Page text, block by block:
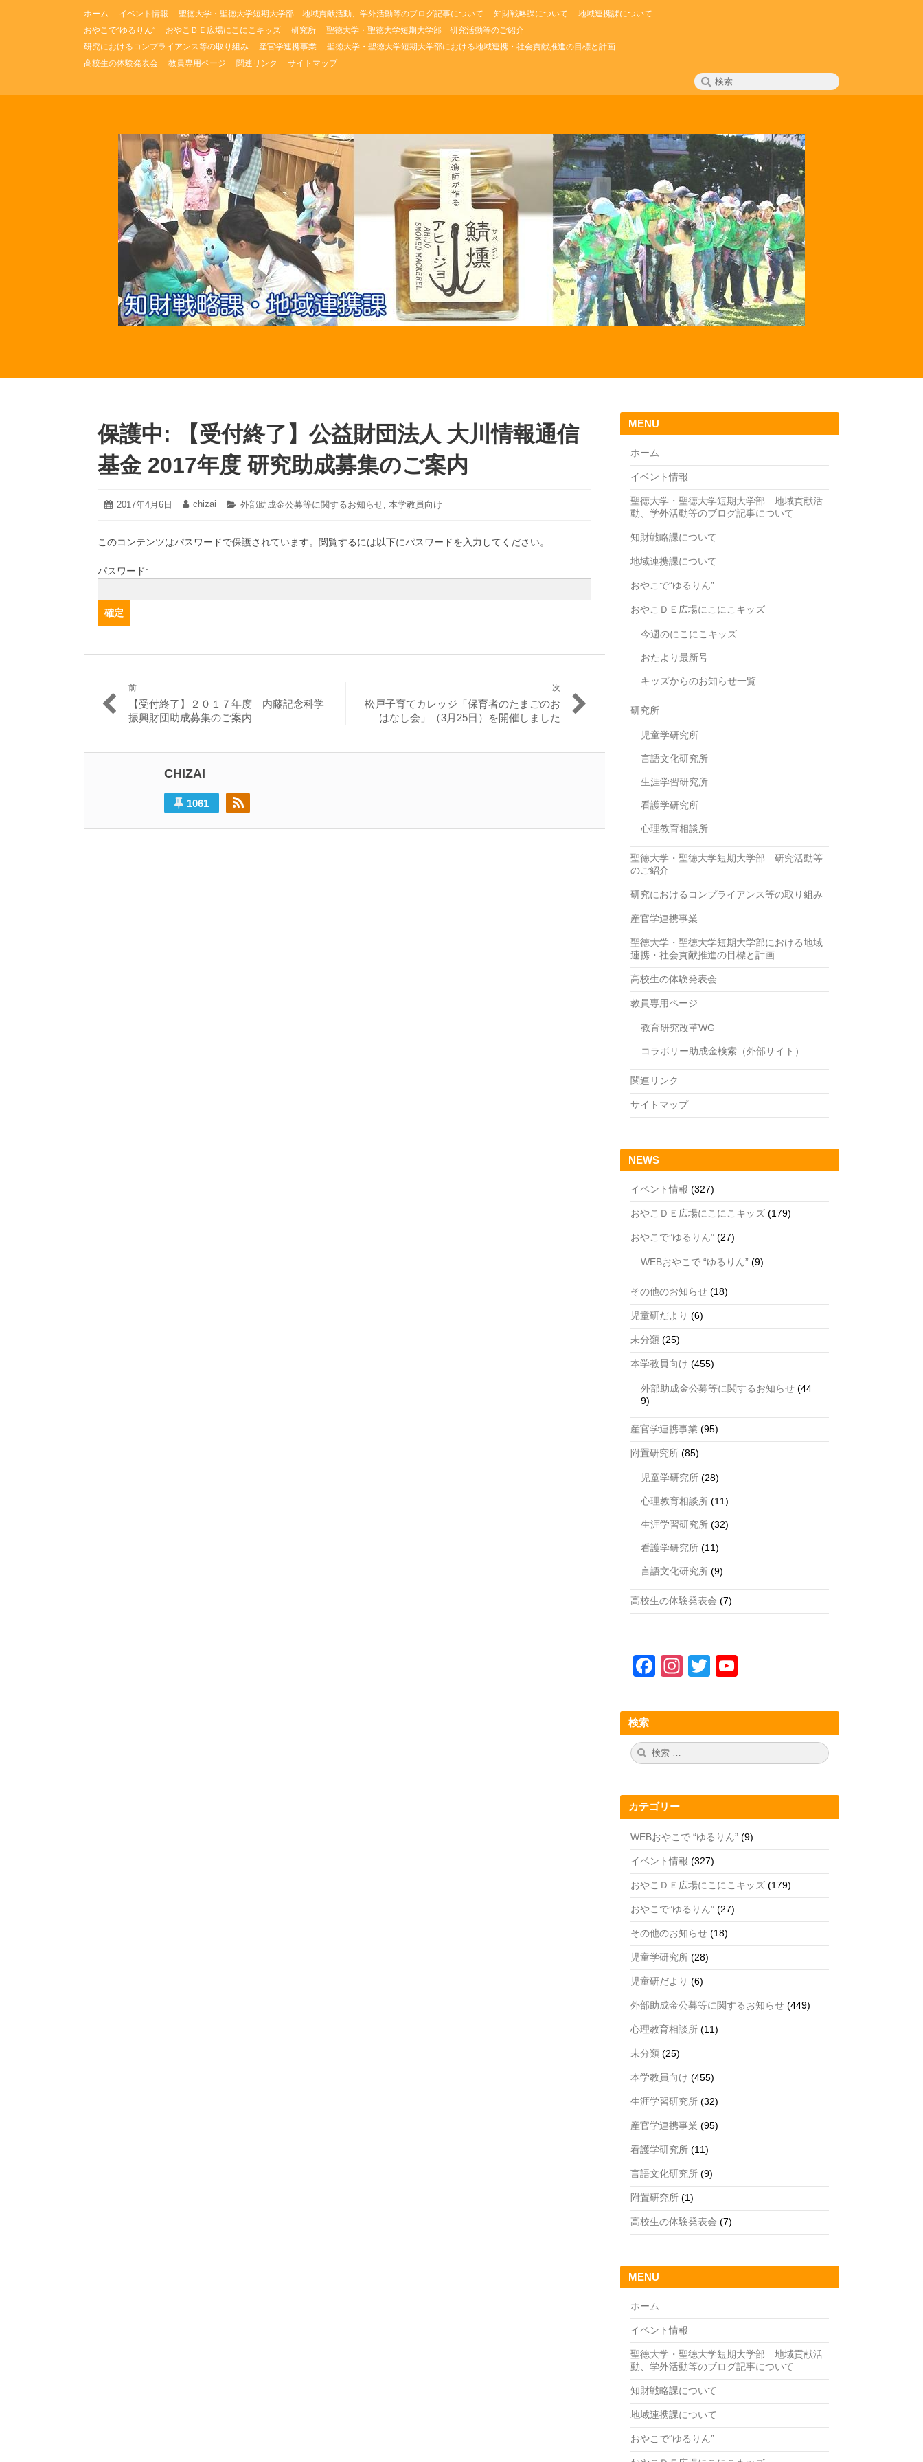
ス
ホーム イベント情報 聖徳大学・聖徳大学短期大学部 地域貢献活動、学外活動等のブログ記事について 知財戦略課について
地域連携課について
おやこで“ゆるりん”
おやこＤＥ広場にこにこキッズ 研究所
聖徳大学・聖徳大学短期大学部 研究活動等のご紹介
研究におけるコンプライアンス等の取り組み
産官学連携事業
聖徳大学・聖徳大学短期大学部における地域連携・社会貢献推進の目標と計画
高校生の体験発表会
教員専用ページ 関連リンク サイトマップ
検
索:
保護中: 【受付終了】公益財団法人 大川情報通信
基金 2017年度 研究助成募集のご案内
投
2017年4月6日
2021
月
19
投
chizai
カ
リ
外部助成金公募等に関するお知らせ, 本学教員向け
このコンテンツはパスワードで保護されています。閲覧するには以下にパスワードを入力してください。
パスワード:
投
稿
ビ
前
過
去
稿:
【受付終了】２０１７年度 内藤記念科学
振興財団助成募集のご案内
次
次松戸子育てカレッジ「保育者のたまごのお
はなし会」（3月25日）を開催しました
CHIZAI
1061
MENU
ホーム
イベント情報
聖徳大学・聖徳大学短期大学部 地域貢献活
動、学外活動等のブログ記事について
知財戦略課について
地域連携課について
おやこで“ゆるりん”
おやこＤＥ広場にこにこキッズ
今週のにこにこキッズ
おたより最新号
キッズからのお知らせ一覧
研究所
児童学研究所
言語文化研究所
生涯学習研究所
看護学研究所
心理教育相談所
聖徳大学・聖徳大学短期大学部 研究活動等
のご紹介
研究におけるコンプライアンス等の取り組み
産官学連携事業
聖徳大学・聖徳大学短期大学部における地域
連携・社会貢献推進の目標と計画
高校生の体験発表会
教員専用ページ
教育研究改革WG
コラボリー助成金検索（外部サイト）
関連リンク
サイトマップ
NEWS
イベント情報 (327)
おやこＤＥ広場にこにこキッズ (179)
おやこで”ゆるりん” (27)
WEBおやこで “ゆるりん” (9)
その他のお知らせ (18)
児童研だより (6)
未分類 (25)
本学教員向け (455)
外部助成金公募等に関するお知らせ (44
9)
産官学連携事業 (95)
附置研究所 (85)
児童学研究所 (28)
心理教育相談所 (11)
生涯学習研究所 (32)
看護学研究所 (11)
言語文化研究所 (9)
高校生の体験発表会 (7)
F
c
e
b
o
k
In
a
gr
T
tt
er
u
T
e
C
h
n
el
検索
検
索:
カテゴリー
WEBおやこで “ゆるりん” (9)
イベント情報 (327)
おやこＤＥ広場にこにこキッズ (179)
おやこで”ゆるりん” (27)
その他のお知らせ (18)
児童学研究所 (28)
児童研だより (6)
外部助成金公募等に関するお知らせ (449)
心理教育相談所 (11)
未分類 (25)
本学教員向け (455)
生涯学習研究所 (32)
産官学連携事業 (95)
看護学研究所 (11)
言語文化研究所 (9)
附置研究所 (1)
高校生の体験発表会 (7)
MENU
ホーム
イベント情報
聖徳大学・聖徳大学短期大学部 地域貢献活
動、学外活動等のブログ記事について
知財戦略課について
地域連携課について
おやこで“ゆるりん”